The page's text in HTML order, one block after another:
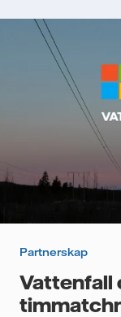
Partnerskap
Vattenfall